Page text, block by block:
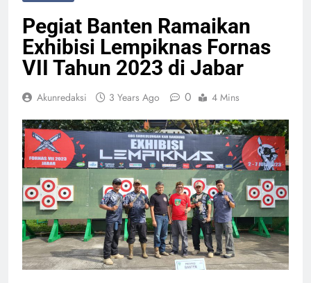
Pegiat Banten Ramaikan
Exhibisi Lempiknas Fornas
VII Tahun 2023 di Jabar
Akunredaksi 3 Years Ago 0 4 Mins